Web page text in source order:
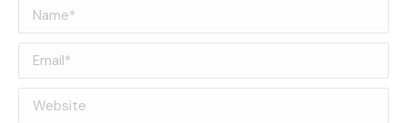
Name *
Email *
Website